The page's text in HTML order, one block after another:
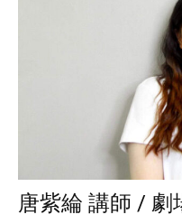
唐紫綸 講師 / 劇